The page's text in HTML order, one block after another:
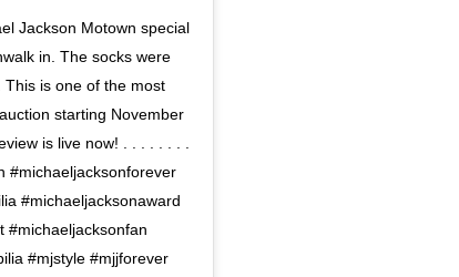
Jackson Motown special
in. The socks were
is one of the most
starting November
is live now! . . . . . . . .
#michaeljacksonforever
#michaeljacksonaward
#michaeljacksonfan
#mjstyle #mjjforever